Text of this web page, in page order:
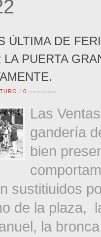
ÚLTIMA DE
LA PUERTA
/ 0 comentarios
Las
gandería
bien
sustitiuidos
de la plaza,
la